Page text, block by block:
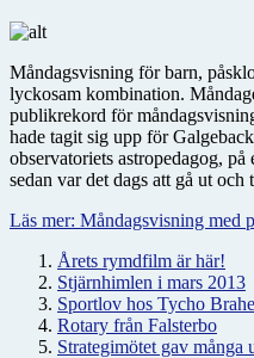
Måndagsvisning för barn,
lyckosam kombination.
publikrekord för
hade tagit sig upp för
observatoriets astropedagog,
sedan var det dags att gå ut och
Läs mer: Måndagsvisning med
Årets rymdfilm är här!
Stjärnhimlen i mars 2013
Sportlov hos Tycho Brahe
Rotary från Falsterbo
Strategimötet gav många